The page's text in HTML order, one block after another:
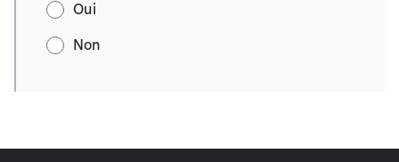
Oui
Non